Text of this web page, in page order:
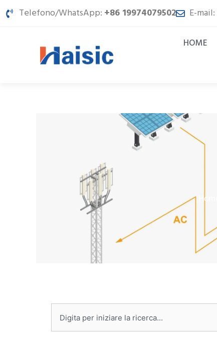
Vai Telefono/WhatsApp: +86 19974079502 E-mail:
HOME
Home